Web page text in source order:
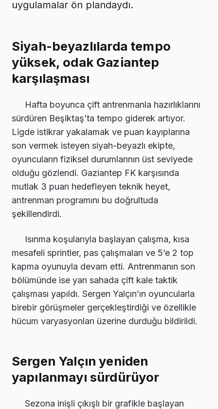
uygulamalar ön plandaydı.
Siyah-beyazlılarda tempo
yüksek, odak Gaziantep
karşılaşması
Hafta boyunca çift antrenmanla hazırlıklarını
sürdüren Beşiktaş’ta tempo giderek artıyor.
Ligde istikrar yakalamak ve puan kayıplarına
son vermek isteyen siyah-beyazlı ekipte,
oyuncuların fiziksel durumlarının üst seviyede
olduğu gözlendi. Gaziantep FK karşısında
mutlak 3 puan hedefleyen teknik heyet,
antrenman programını bu doğrultuda
şekillendirdi.
Isınma koşularıyla başlayan çalışma, kısa
mesafeli sprintler, pas çalışmaları ve 5’e 2 top
kapma oyunuyla devam etti. Antrenmanın son
bölümünde ise yarı sahada çift kale taktik
çalışması yapıldı. Sergen Yalçın’ın oyuncularla
birebir görüşmeler gerçekleştirdiği ve özellikle
hücum varyasyonları üzerine durduğu bildirildi.
Sergen Yalçın yeniden
yapılanmayı sürdürüyor
Sezona inişli çıkışlı bir grafikle başlayan